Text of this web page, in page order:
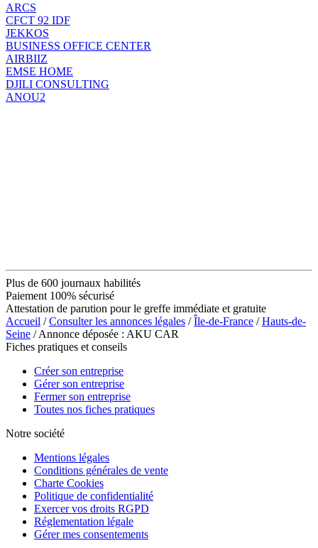
ARCS
CFCT 92 IDF
JEKKOS
BUSINESS OFFICE CENTER
AIRBIIZ
EMSE HOME
DJILI CONSULTING
ANOU2
Plus de 600 journaux habilités
Paiement 100% sécurisé
Attestation de parution pour le greffe immédiate et gratuite
Accueil /Consulter les annonces légales /Île-de-France /Hauts-de-
Seine / Annonce déposée : AKU CAR
Fiches pratiques et conseils
Créer son entreprise
Gérer son entreprise
Fermer son entreprise
Toutes nos fiches pratiques
Notre société
Mentions légales
Conditions générales de vente
Charte Cookies
Politique de confidentialité
Exercer vos droits RGPD
Réglementation légale
Gérer mes consentements